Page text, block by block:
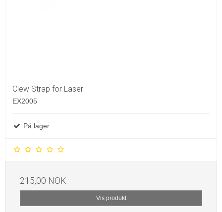
Clew Strap for Laser
EX2005
På lager
215,00 NOK
Vis produkt